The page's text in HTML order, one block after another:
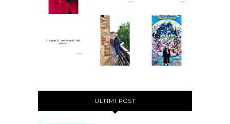
ULTIMI POST